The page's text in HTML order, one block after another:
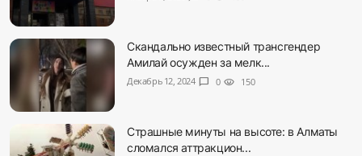
Скандально известный трансгендер
Амилай осужден за мелк...
Декабрь 12, 2024 chat_bubble 0 visibility 150
Страшные минуты на высоте: в Алматы
сломался аттракцион...